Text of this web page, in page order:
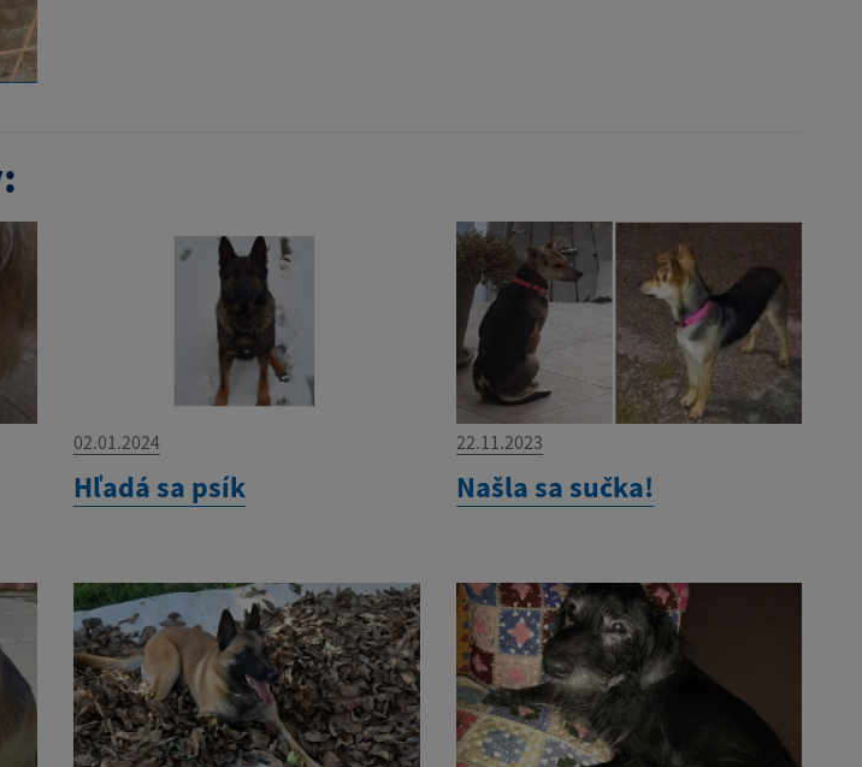
02.01.2024
Hľadá sa psík
22.11.2023
Našla sa sučka!